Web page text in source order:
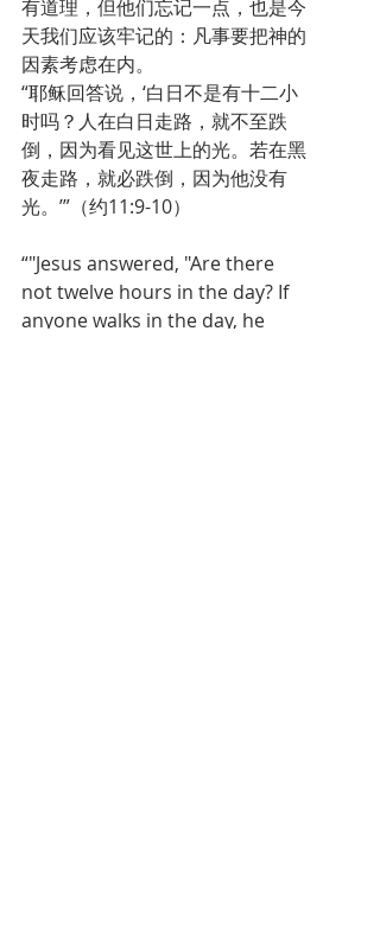
有道理，但他们忘记一点，也是今
天我们应该牢记的：凡事要把神的
因素考虑在内。
“耶稣回答说，‘白日不是有十二小
时吗？人在白日走路，就不至跌
倒，因为看见这世上的光。若在黑
夜走路，就必跌倒，因为他没有
光。’”（约11:9-10）
“"Jesus answered, "Are there
not twelve hours in the day? If
anyone walks in the day, he